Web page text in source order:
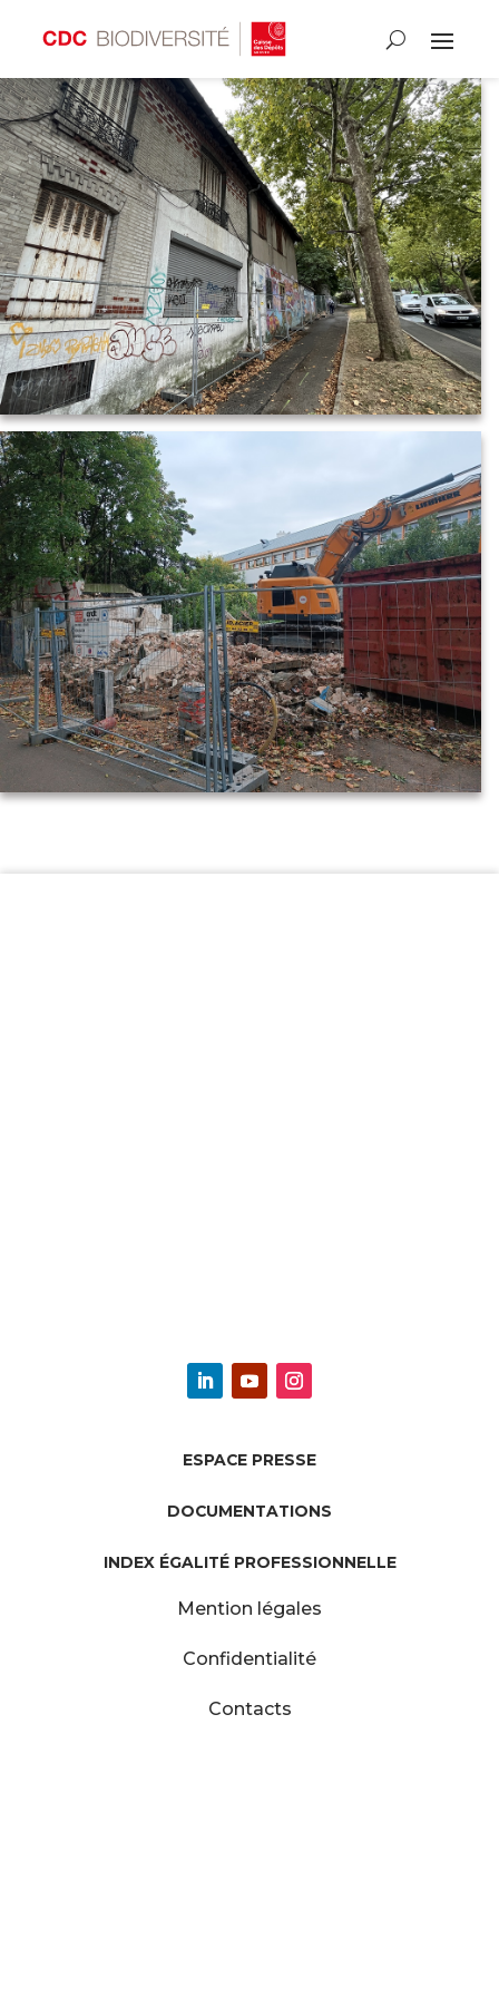
ESPACE PRESSE
DOCUMENTATIONS
INDEX ÉGALITÉ PROFESSIONNELLE
Mention légales
Confidentialité
Contacts